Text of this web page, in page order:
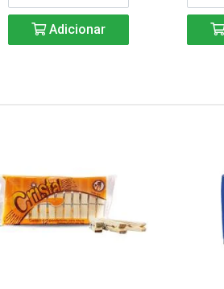
Adicionar